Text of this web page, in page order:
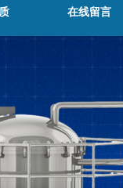
在线留言